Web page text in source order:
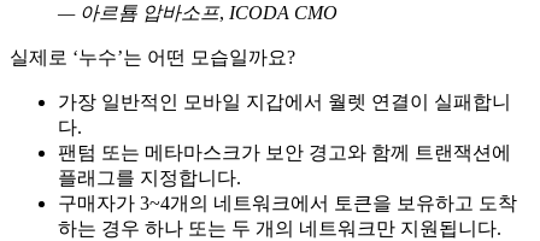
— 아르툠 압바소프, ICODA CMO
실제로 ‘누수’는 어떤 모습일까요?
가장 일반적인 모바일 지갑에서 월렛 연결이 실패합니
다.
팬텀 또는 메타마스크가 보안 경고와 함께 트랜잭션에
플래그를 지정합니다.
구매자가 3~4개의 네트워크에서 토큰을 보유하고 도착
하는 경우 하나 또는 두 개의 네트워크만 지원됩니다.